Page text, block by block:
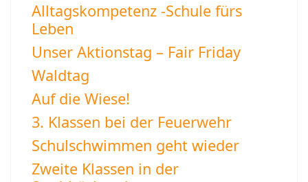
Alltagskompetenz -Schule fürs
Leben
Unser Aktionstag – Fair Friday
Waldtag
Auf die Wiese!
3. Klassen bei der Feuerwehr
Schulschwimmen geht wieder
Zweite Klassen in der